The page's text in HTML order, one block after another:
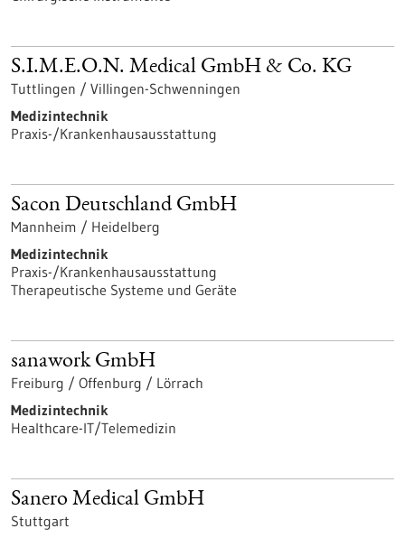
S.I.M.E.O.N. Medical GmbH & Co. KG
Tuttlingen / Villingen-Schwenningen
Medizintechnik
Praxis-/Krankenhausausstattung
Sacon Deutschland GmbH
Mannheim / Heidelberg
Medizintechnik
Praxis-/Krankenhausausstattung
Therapeutische Systeme und Geräte
sanawork GmbH
Freiburg / Offenburg / Lörrach
Medizintechnik
Healthcare-IT/Telemedizin
Sanero Medical GmbH
Stuttgart